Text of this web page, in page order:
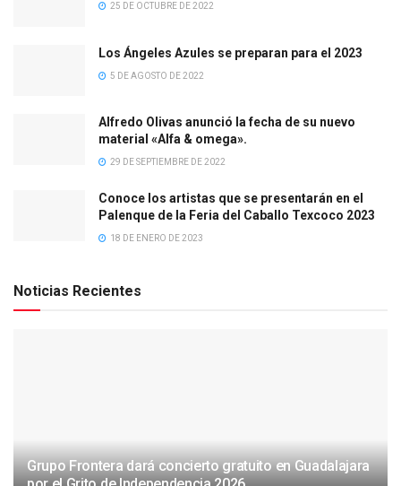
25 DE OCTUBRE DE 2022
Los Ángeles Azules se preparan para el 2023
5 DE AGOSTO DE 2022
Alfredo Olivas anunció la fecha de su nuevo
material «Alfa & omega».
29 DE SEPTIEMBRE DE 2022
Conoce los artistas que se presentarán en el
Palenque de la Feria del Caballo Texcoco 2023
18 DE ENERO DE 2023
Noticias Recientes
Grupo Frontera dará concierto gratuito en Guadalajara